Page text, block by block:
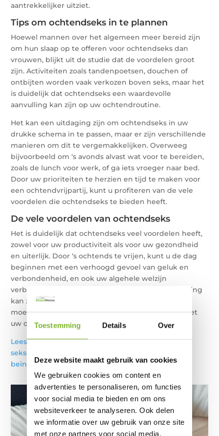
Toestemming Details Over
Deze website maakt gebruik van cookies
We gebruiken cookies om content en
advertenties te personaliseren, om functies
voor social media te bieden en om ons
websiteverkeer te analyseren. Ook delen
we informatie over uw gebruik van onze site
met onze partners voor social media,
aantrekkelijker uitziet.
Tips om ochtendseks in te plannen
Hoewel mannen over het algemeen meer bereid zijn
om hun slaap op te offeren voor ochtendseks dan
vrouwen, blijkt uit de studie dat de voordelen groot
zijn. Activiteiten zoals tandenpoetsen, douchen of
ontbijten worden vaak verkozen boven seks, maar het
is duidelijk dat ochtendseks een waardevolle
aanvulling kan zijn op uw ochtendroutine.
Het kan een uitdaging zijn om ochtendseks in uw
drukke schema in te passen, maar er zijn verschillende
manieren om dit te vergemakkelijken. Overweeg
bijvoorbeeld om ‘s avonds alvast wat voor te bereiden,
zoals de lunch voor werk, of ga iets vroeger naar bed.
Door uw prioriteiten te herzien en tijd te maken voor
een ochtendvrijpartij, kunt u profiteren van de vele
voordelen die ochtendseks te bieden heeft.
De vele voordelen van ochtendseks
Het is duidelijk dat ochtendseks veel voordelen heeft,
zowel voor uw productiviteit als voor uw gezondheid
en uiterlijk. Door ‘s ochtends te vrijen, kunt u de dag
beginnen met een verhoogd gevoel van geluk en
verbondenheid, en ook uw algehele welzijn
verbeteren. Dus, hoewel het misschien een uitdaging
kan zijn om dit in te plannen, kan het absoluut de
moeite waard zijn om een beetje creatief te zijn met
uw ochtendroutine.
Lees ook onze tips voor het beste matras voor
seksgeschiktheid
beïnvloedt het uw slaap?